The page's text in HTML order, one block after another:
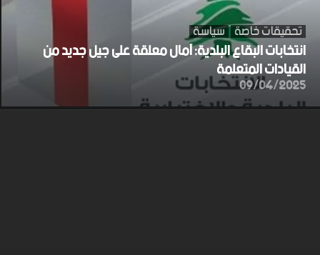
تحقيقات خاصة سياسة
انتخابات البقاع البلدية: آمال معلقة على جيل جديد من
القيادات المتعلمة
09/04/2025